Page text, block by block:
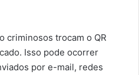
criminosos trocam o QR
Isso pode ocorrer
por e-mail, redes